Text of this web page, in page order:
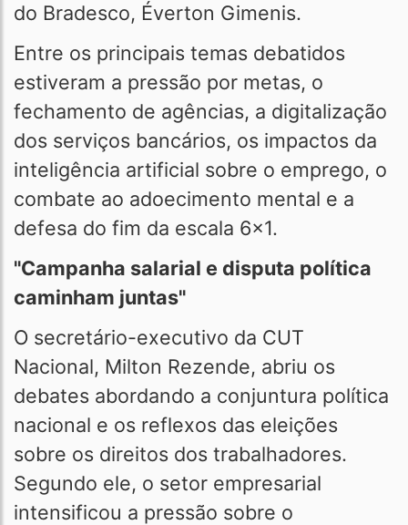
do Bradesco, Éverton Gimenis.
Entre os principais temas debatidos
estiveram a pressão por metas, o
fechamento de agências, a digitalização
dos serviços bancários, os impactos da
inteligência artificial sobre o emprego, o
combate ao adoecimento mental e a
defesa do fim da escala 6x1.
"Campanha salarial e disputa política
caminham juntas"
O secretário-executivo da CUT
Nacional, Milton Rezende, abriu os
debates abordando a conjuntura política
nacional e os reflexos das eleições
sobre os direitos dos trabalhadores.
Segundo ele, o setor empresarial
intensificou a pressão sobre o